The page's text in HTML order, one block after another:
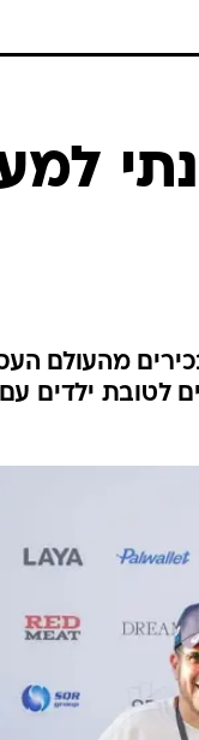
מהעולם
שבי, גויסו כ-2.5 מיליון שקלים לטובת ילדים